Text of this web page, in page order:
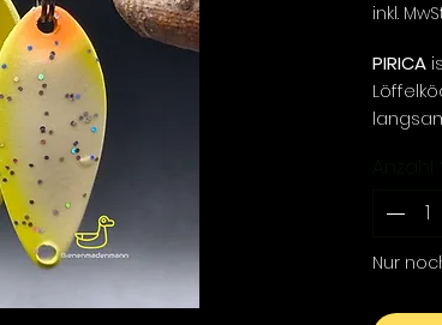
inkl.
PIRICA
ideal
eignet.
volle
Nur